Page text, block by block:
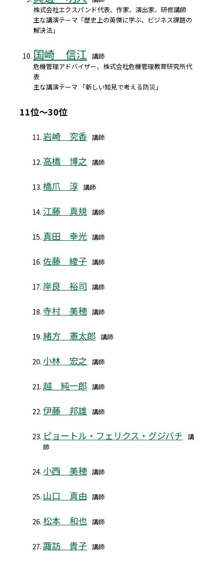
株式会社エクスパンド代表、作家、演出家、研修講師
主な講演テーマ「歴史上の英傑に学ぶ、ビジネス課題の
解決法」
国崎 信江
講師
危機管理アドバイザー、株式会社危機管理教育研究所代
表
主な講演テーマ 「新しい知見で考える防災」
11位～30位
岩崎 究香 講師
高橋 博之 講師
橋爪 淳 講師
江藤 真規 講師
真田 幸光 講師
佐藤 綾子 講師
岸良 裕司 講師
寺村 美穂 講師
緒方 憲太郎 講師
小林 宏之 講師
越 純一郎 講師
伊藤 邦雄 講師
ピョートル・フェリクス・グジバチ 講
師
小西 美穂 講師
山口 真由 講師
松本 和也 講師
諏訪 貴子 講師